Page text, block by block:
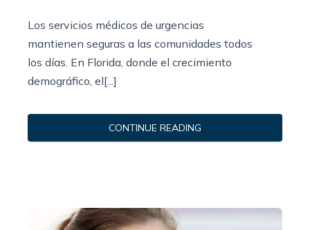
Los servicios médicos de urgencias
mantienen seguras a las comunidades todos
los días. En Florida, donde el crecimiento
demográfico, el[...]
CONTINUE READING